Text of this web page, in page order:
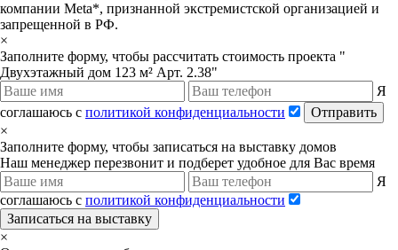
компании Meta*, признанной экстремистской организацией и
запрещенной в РФ.
×
Заполните форму, чтобы рассчитать стоимость проекта "
Двухэтажный дом 123 м² Арт. 2.38"
Я
соглашаюсь с политикой конфиденциальности
Отправить
×
Заполните форму, чтобы записаться на выставку домов
Наш менеджер перезвонит и подберет удобное для Вас время
Я
соглашаюсь с политикой конфиденциальности
Записаться на выставку
×